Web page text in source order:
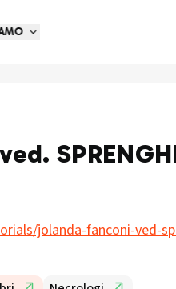
jolanda-fanconi-ved-